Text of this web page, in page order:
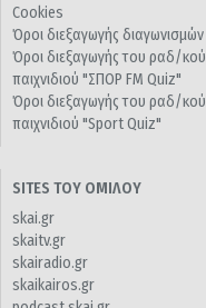
Cookies
Όροι διεξαγωγής διαγωνισμών
Όροι διεξαγωγής του ραδ/κού
παιχνιδιού "ΣΠΟΡ FM Quiz"
Όροι διεξαγωγής του ραδ/κού
παιχνιδιού "Sport Quiz"
SITES ΤΟΥ ΟΜΙΛΟΥ
skai.gr
skaitv.gr
skairadio.gr
skaikairos.gr